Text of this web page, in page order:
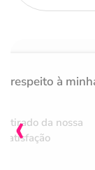
respeito à
da nossa
‹